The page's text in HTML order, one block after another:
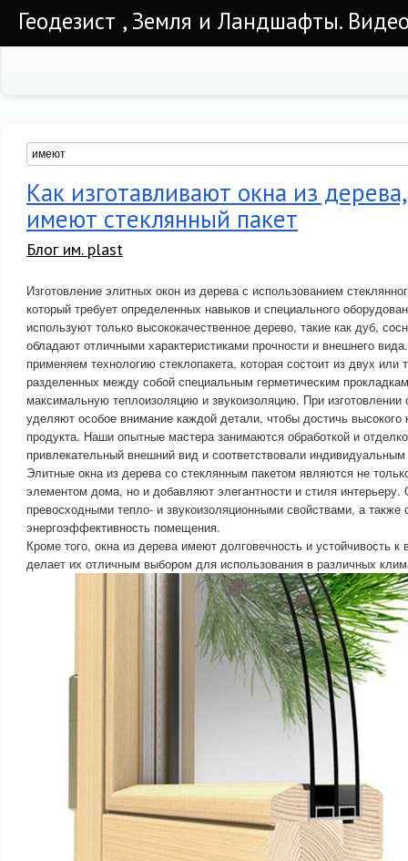
Геодезист , Земля и Ландшафты.
Как изготавливают окна из
имеют стеклянный пакет
Блог им. plast
Изготовление элитных окон из дерева с использованием
который требует определенных навыков и специального
используют только высококачественное дерево, такие как дуб,
обладают отличными характеристиками прочности и внешнего
применяем технологию стеклопакета, которая состоит из двух или
разделенных между собой специальным герметическим
максимальную теплоизоляцию и звукоизоляцию. При изготовлении
уделяют особое внимание каждой детали, чтобы достичь высокого
продукта. Наши опытные мастера занимаются обработкой и
привлекательный внешний вид и соответствовали
Элитные окна из дерева со стеклянным пакетом являются не
элементом дома, но и добавляют элегантности и стиля
превосходными тепло- и звукоизоляционными свойствами, а
энергоэффективность помещения.
Кроме того, окна из дерева имеют долговечность и устойчивость
делает их отличным выбором для использования в различных